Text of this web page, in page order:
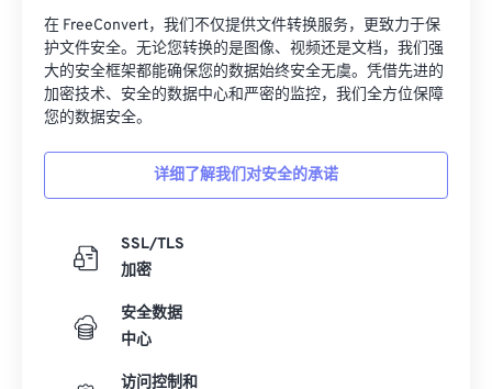
在 FreeConvert，我们不仅提供文件转换服务，更致力于保
护文件安全。无论您转换的是图像、视频还是文档，我们强
大的安全框架都能确保您的数据始终安全无虞。凭借先进的
加密技术、安全的数据中心和严密的监控，我们全方位保障
您的数据安全。
详细了解我们对安全的承诺
SSL/TLS
加密
安全数据
中心
访问控制和